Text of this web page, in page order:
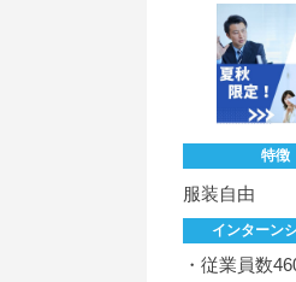
特徴
服装自由
インターン
・従業員数